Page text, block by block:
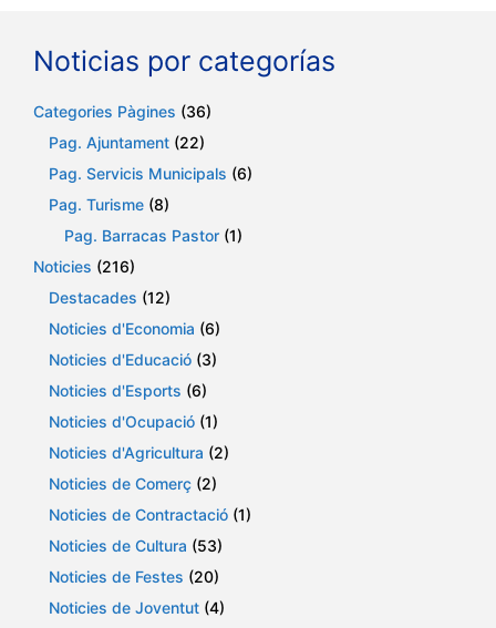
Noticias por categorías
Categories Pàgines (36)
Pag. Ajuntament (22)
Pag. Servicis Municipals (6)
Pag. Turisme (8)
Pag. Barracas Pastor (1)
Noticies (216)
Destacades (12)
Noticies d'Economia (6)
Noticies d'Educació (3)
Noticies d'Esports (6)
Noticies d'Ocupació (1)
Noticies d'Agricultura (2)
Noticies de Comerç (2)
Noticies de Contractació (1)
Noticies de Cultura (53)
Noticies de Festes (20)
Noticies de Joventut (4)